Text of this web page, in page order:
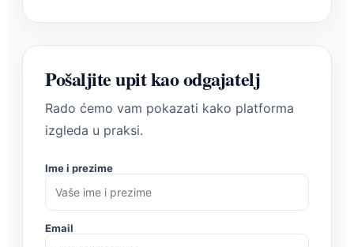
Pošaljite upit kao odgajatelj
Rado ćemo vam pokazati kako platforma
izgleda u praksi.
Ime i prezime
Email